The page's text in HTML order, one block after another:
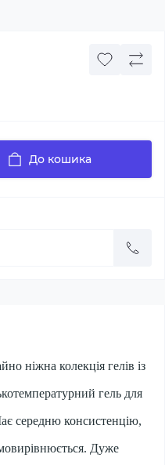
До кошика
ніжна колекція гелів із
гель для
середню консистенцію,
Дуже